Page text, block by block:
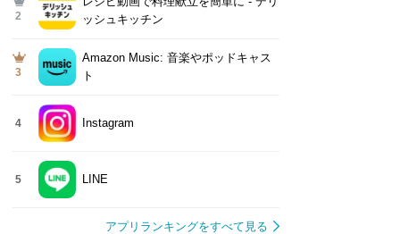
2
ッシュキッチン
3
Amazon Music: 音楽やポッドキャス
ト
4 Instagram
5 LINE
アプリランキングをすべて見る